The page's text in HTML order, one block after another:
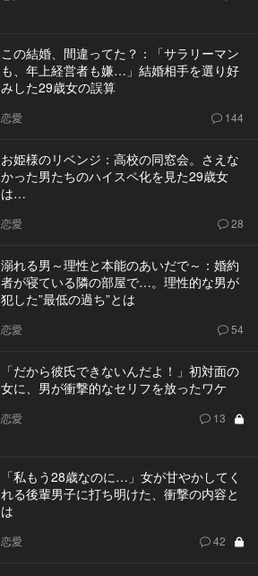
この結婚、間違ってた？：「サラリーマン
も、年上経営者も嫌…」結婚相手を選り好
みした29歳女の誤算
恋愛 144
お姫様のリベンジ：高校の同窓会。さえな
かった男たちのハイスペ化を見た29歳女
は…
恋愛 28
溺れる男～理性と本能のあいだで～：婚約
者が寝ている隣の部屋で…。理性的な男が
犯した”最低の過ち”とは
恋愛 54
「だから彼氏できないんだよ！」初対面の
女に、男が衝撃的なセリフを放ったワケ
恋愛 13
「私もう28歳なのに…」女が甘やかしてく
れる後輩男子に打ち明けた、衝撃の内容と
は
恋愛 42